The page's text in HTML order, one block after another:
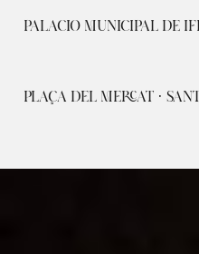
PALACIO MUNICIPAL DE
PLAÇA DEL MERCAT ·